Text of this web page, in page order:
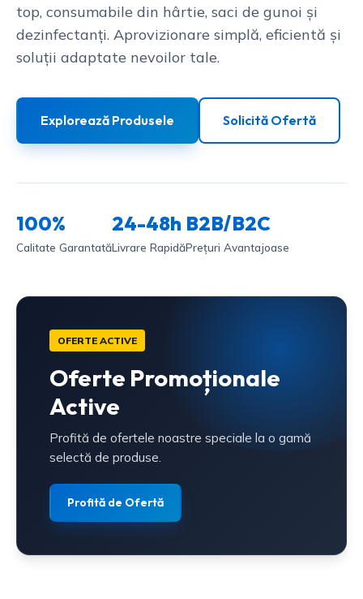
top, consumabile din hârtie, saci de gunoi și
dezinfectanți. Aprovizionare simplă, eficientă și
soluții adaptate nevoilor tale.
Explorează Produsele Solicită Ofertă
100%
Calitate Garantată
24-48h
Livrare Rapidă
B2B/B2C
Prețuri Avantajoase
OFERTE ACTIVE
Oferte Promoționale
Active
Profită de ofertele noastre speciale la o gamă
selectă de produse.
Profită de Ofertă